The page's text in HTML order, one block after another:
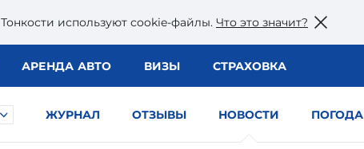
Тонкости используют сookie-файлы. Что это значит?
АРЕНДА АВТО ВИЗЫ СТРАХОВКА
ЖУРНАЛ ОТЗЫВЫ НОВОСТИ ПОГОДА